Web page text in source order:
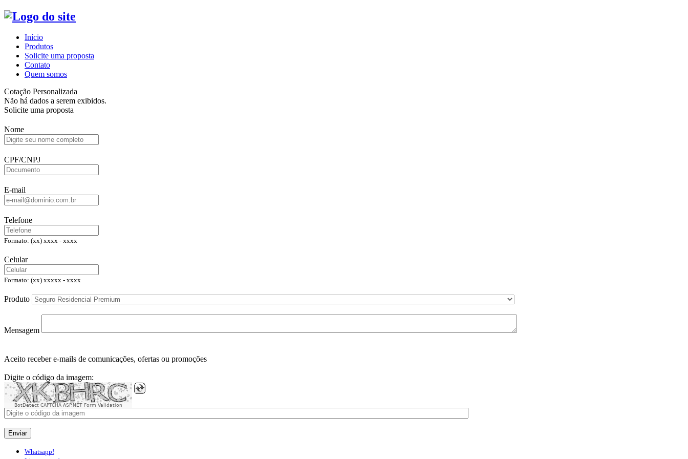
Início
Produtos
Solicite uma proposta
Contato
Quem somos
Cotação Personalizada
Não há dados a serem exibidos.
Solicite uma proposta
Nome
CPF/CNPJ
E-mail
Telefone
Formato: (xx) xxxx - xxxx
Celular
Formato: (xx) xxxxx - xxxx
Produto
Mensagem
Aceito receber e-mails de comunicações, ofertas ou promoções
Digite o código da imagem:
BotDetect CAPTCHA ASP.NET Form Validation
Enviar
Whatsapp!